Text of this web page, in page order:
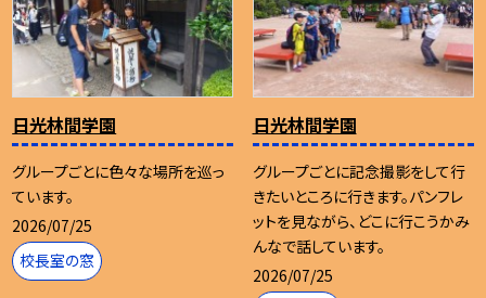
日光林間学園
グループごとに色々な場所を巡っ
ています。
2026/07/25
校長室の窓
日光林間学園
グループごとに記念撮影をして行
きたいところに行きます。パンフレ
ットを見ながら、どこに行こうかみ
んなで話しています。
2026/07/25